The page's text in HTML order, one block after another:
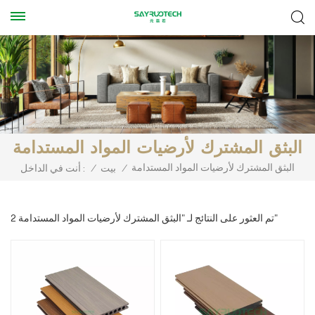
البثق المشترك لأرضيات المواد المستدامة
أنت في الداخل : / بيت / البثق المشترك لأرضيات المواد المستدامة
2 تم العثور على النتائج لـ "البثق المشترك لأرضيات المواد المستدامة"